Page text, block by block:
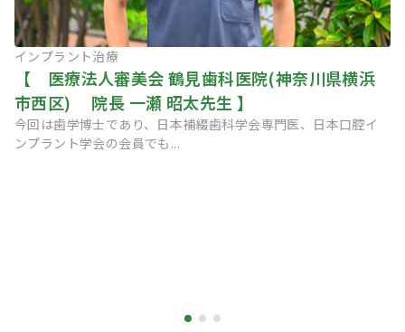
インプラント治療
【 医療法人審美会 鶴見歯科医院(神奈川県横浜
市西区) 院長 一瀬 昭太先生 】
今回は歯学博士であり、日本補綴歯科学会専門医、日本口腔イ
ンプラント学会の会員でも...